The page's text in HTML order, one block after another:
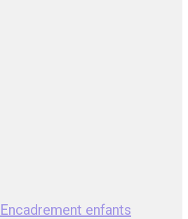
enfants